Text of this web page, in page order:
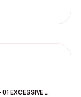
LANCÔME HYPNÔSE DRAMA MASCARA – 01 EXCESSIVE BLACK